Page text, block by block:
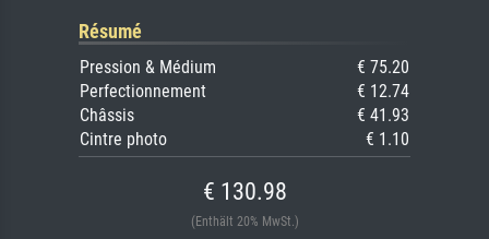
Résumé
Pression & Médium
€ 75.20
Perfectionnement
€ 12.74
Châssis
€ 41.93
Cintre photo
€ 1.10
€ 130.98
(Enthält 20% MwSt.)